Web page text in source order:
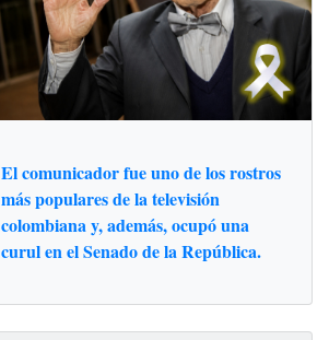
El comunicador fue uno de los rostros
más populares de la televisión
colombiana y, además, ocupó una
curul en el Senado de la República.